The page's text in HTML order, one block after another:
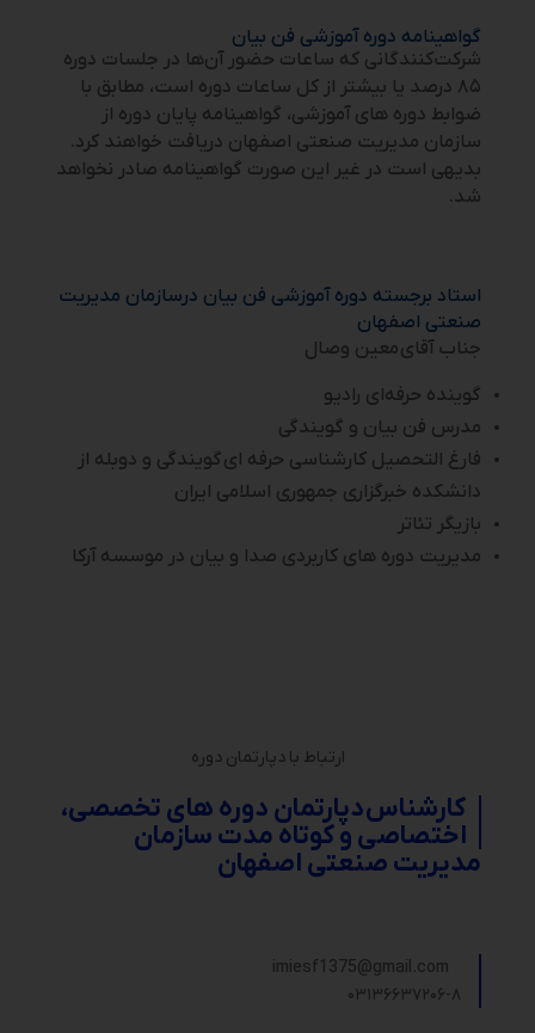
گواهینامه دوره آموزشی فن بیان
شرکت‌کنندگانی که ساعات حضور آن‌ها در جلسات دوره
۸۵ درصد یا بیشتر از کل ساعات دوره است، مطابق با
ضوابط دوره‌ های آموزشی، گواهینامه پایان دوره از
سازمان مدیریت صنعتی اصفهان دریافت خواهند کرد.
بدیهی است در غیر این صورت گواهینامه صادر نخواهد
شد.
استاد برجسته دوره آموزشی فن بیان درسازمان مدیریت
صنعتی اصفهان
جناب آقای معین وصال
گوینده حرفه‌ای رادیو
مدرس فن بیان و گویندگی
فارغ التحصیل کارشناسی حرفه ای گویندگی و دوبله از
دانشکده خبرگزاری جمهوری اسلامی ایران
بازیگر تئاتر
مدیریت دوره های کاربردی صدا و بیان در موسسه آرکا
ارتباط با دپارتمان دوره
کارشناسدپارتمان دوره های تخصصی،
اختصاصی و کوتاه مدت سازمان
مدیریت صنعتی اصفهان
imiesf1375@gmail.com
۰۳۱۳۶۶۳۷۲۰۶-۸